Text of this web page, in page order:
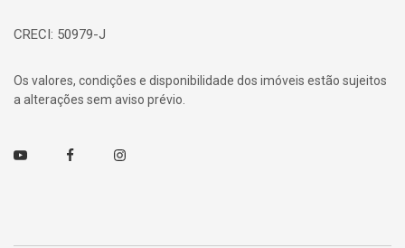
CRECI: 50979-J
Os valores, condições e disponibilidade dos imóveis estão sujeitos
a alterações sem aviso prévio.
Youtube FacebookInstagram